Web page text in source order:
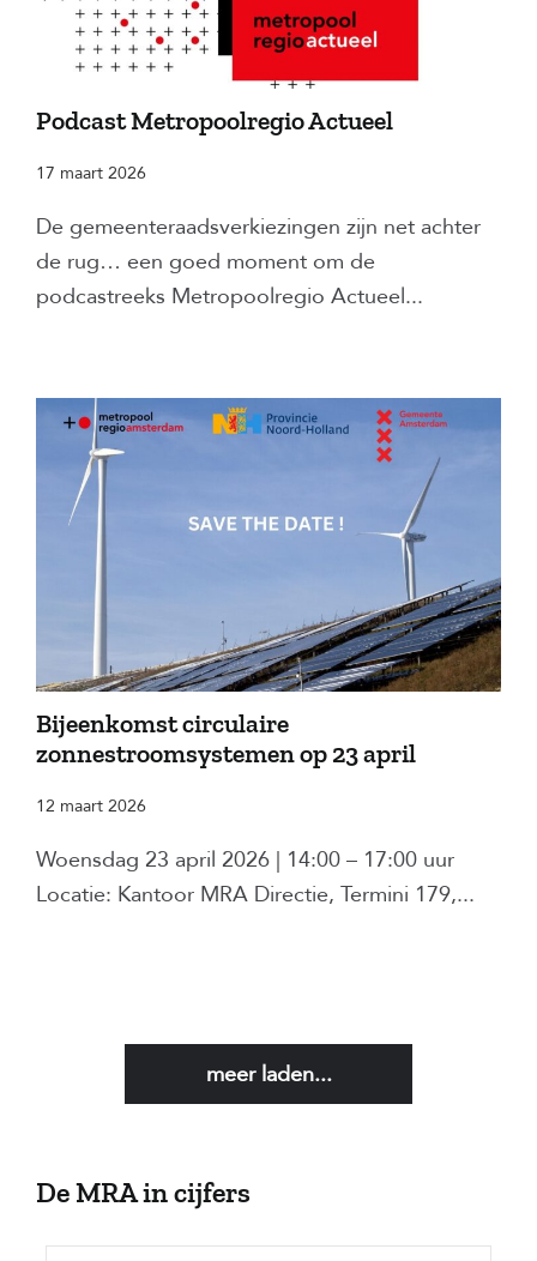
Podcast Metropoolregio Actueel
17 maart 2026
De gemeenteraadsverkiezingen zijn net achter
de rug… een goed moment om de
podcastreeks Metropoolregio Actueel...
Bijeenkomst circulaire
zonnestroomsystemen op 23 april
12 maart 2026
Woensdag 23 april 2026 | 14:00 – 17:00 uur
Locatie: Kantoor MRA Directie, Termini 179,...
meer laden...
De MRA in cijfers